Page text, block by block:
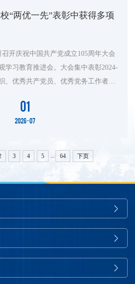
“两优一先”表彰中获得多项
开庆祝中国共产党成立105周年大会
学习教育推进会。大会集中表彰2024-
、优秀共产党员、优秀党务工作者。
超、刘梦晨、金隆涛等3名同学被评为
党支部书记余文静被评为优秀党务工
01
2026-07
3 4 5 64 下页